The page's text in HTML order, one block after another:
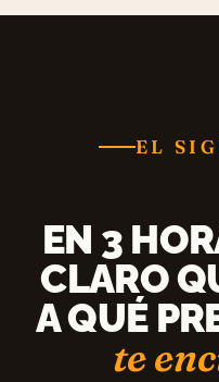
EL
EN 3
CLARO
A QUÉ
te